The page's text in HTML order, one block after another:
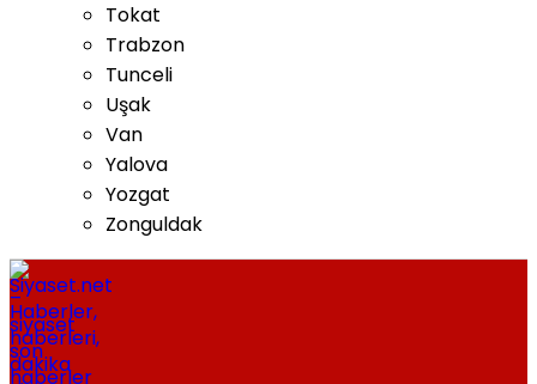
Tokat
Trabzon
Tunceli
Uşak
Van
Yalova
Yozgat
Zonguldak